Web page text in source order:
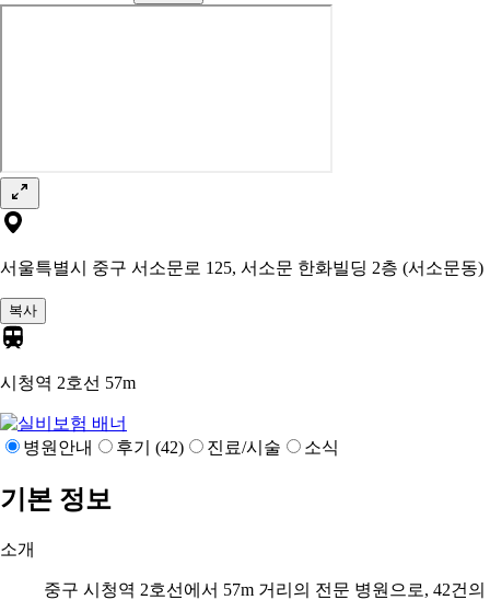
서울특별시 중구 서소문로 125, 서소문 한화빌딩 2층 (서소문동)
복사
시청역 2호선 57m
병원안내 후기 (42) 진료/시술 소식
기본 정보
소개
중구 시청역 2호선에서 57m 거리의 전문 병원으로, 42건의